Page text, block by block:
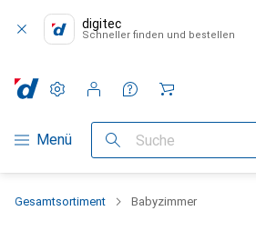
digitec
Schneller finden und bestellen
Navigation nach Kategorien
Menü Suche
Einstellungen
Kundenkonto
Vergleichslisten
Merklisten
Warenkorb
Gesamtsortiment Babyzimmer